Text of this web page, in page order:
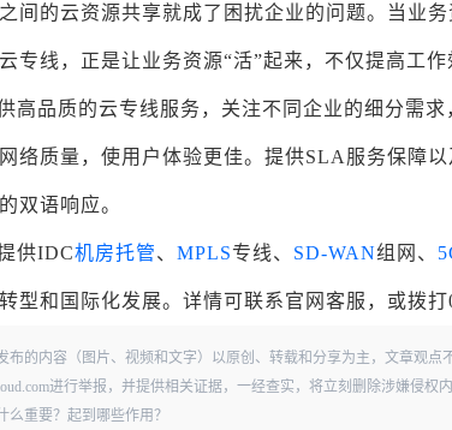
间的云资源共享就成了困扰企业的问题。当业
专线，正是让业务资源“活”起来，不仅提高工作
高品质的云专线服务，关注不同企业的细分需
络质量，使用户体验更佳。提供SLA服务保障
双语响应。
供IDC机房托管、 MPLS专线、 SD-WAN组网、
型和国际化发展。详情可联系官网客服，或拨打
布的内容（图片、视频和文字）以原创、转载和分享为主，文章观点
进行举报，并提供相关证据，一经查实，将立刻删除涉嫌侵权内
么重要？起到哪些作用？